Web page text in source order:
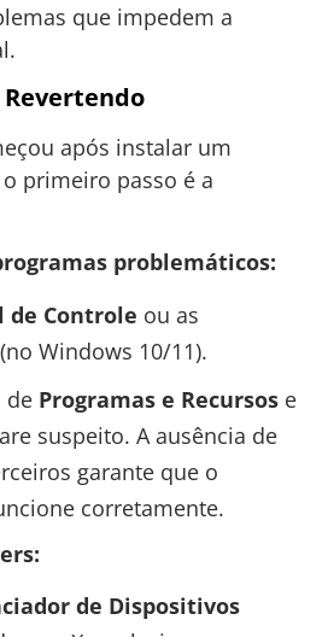
que impedem a
após instalar um
primeiro passo é a
problemáticos:
de Controle ou as
Windows 10/11).
de Programas e Recursose
suspeito. A ausência de
garante que o
corretamente.
de Dispositivos